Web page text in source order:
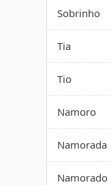
Sobrinho
Tia
Tio
Namoro
Namorada
Namorado